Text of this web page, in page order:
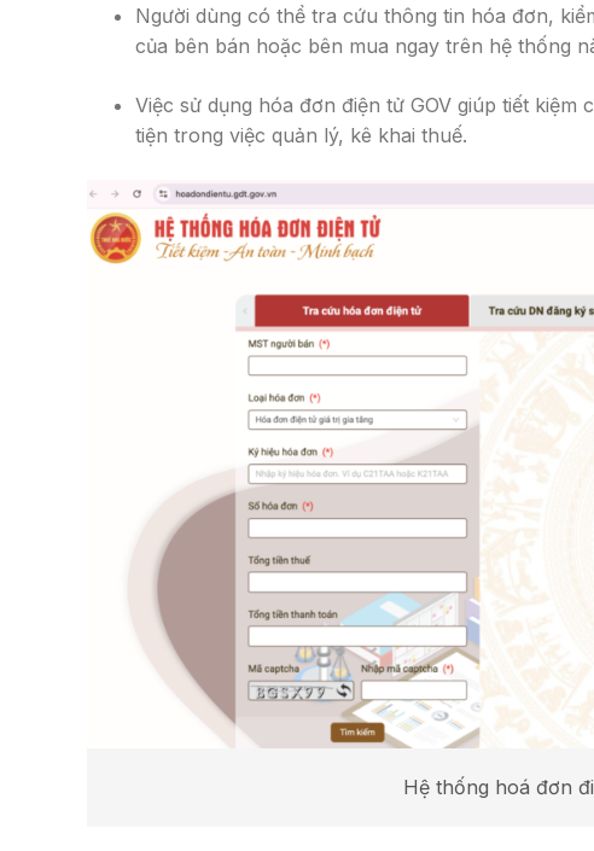
Người dùng có thể tra cứu thông tin hóa đơn,
của bên bán hoặc bên mua ngay trên hệ thống
Việc sử dụng hóa đơn điện tử GOV giúp tiết
tiện trong việc quản lý, kê khai thuế.
Hệ thống hoá đơn